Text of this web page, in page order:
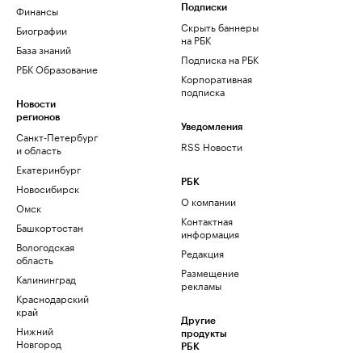
Финансы
Биографии
База знаний
РБК Образование
Новости
регионов
Санкт-Петербург
и область
Екатеринбург
Новосибирск
Омск
Башкортостан
Вологодская
область
Калининград
Краснодарский
край
Нижний
Новгород
Подписки
Скрыть баннеры
на РБК
Подписка на РБК
Корпоративная
подписка
Уведомления
RSS Новости
РБК
О компании
Контактная
информация
Редакция
Размещение
рекламы
Другие
продукты
РБК